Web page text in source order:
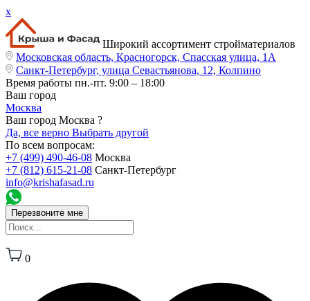
x
Широкий ассортимент стройматериалов
Московская область, Красногорск, Спасская улица, 1А
Санкт-Петербург, улица Севастьянова, 12, Колпино
Время работы пн.-пт. 9:00 – 18:00
Ваш город
Москва
Ваш город Москва ?
Да, все верно Выбрать другой
По всем вопросам:
+7 (499) 490-46-08 Москва
+7 (812) 615-21-08 Санкт-Петербург
info@krishafasad.ru
Перезвоните мне
0